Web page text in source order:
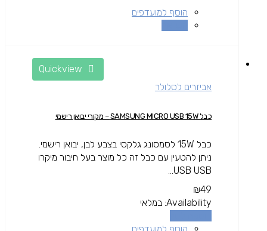
הוסף למועדפים
אביזרים לסלולר
כבל SAMSUNG MICRO USB 15W – מקורי יבואן רישמי
כבל 15W לסמסונג גלקסי בצבע לבן, יבואן רישמי.
ניתן להטעין עם כבל זה כל מוצר בעל חיבור מיקרו
USB USB...
₪49
Availability: במלאי